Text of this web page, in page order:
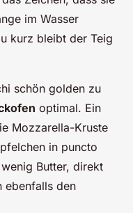
im Wasser
kurz bleibt der Teig
schön golden zu
optimal. Ein
Mozzarella-Kruste
in puncto
Butter, direkt
ebenfalls den